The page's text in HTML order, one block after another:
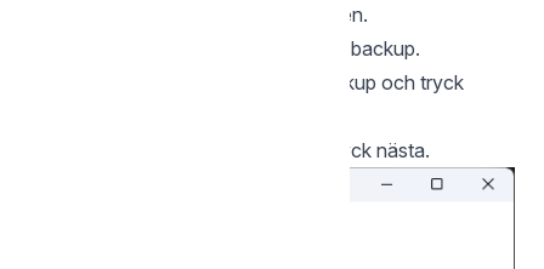
så att ni kan återanvända den licensen.
Fortsätt nedan om ni vill skapa en ny backup.
Markera Nej, jag vill skapa en ny backup och tryck
Skriv ett namn för din backup och tryck nästa.